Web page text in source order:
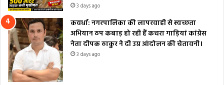
3 days ago
कवर्धा: नगरपालिका की लापरवाही से स्वच्छता
अभियान ठप कबाड़ हो रही हैं कचरा गाड़ियां कांग्रेस
नेता दीपक ठाकुर ने दी उग्र आंदोलन की चेतावनी।
3 days ago